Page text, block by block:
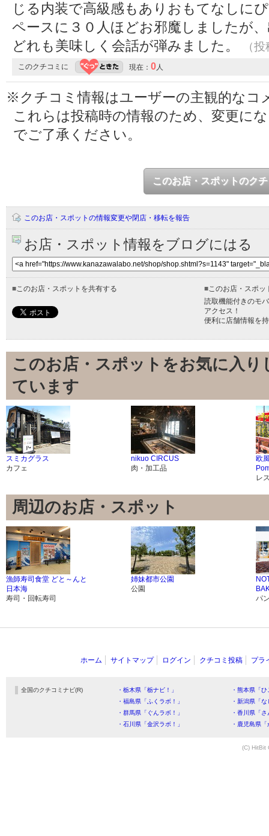
じる内装で高級感もありおもてなしに
ペースに３０人ほどお邪魔しましたが
どれも美味しく会話が弾みました。
（
このクチコミに 現在： 0人
※クチコミ情報はユーザーの主観的なコ
これらは投稿時の情報のため、変更に
でご了承ください。
このお店・スポットのク
このお店・スポットの情報変更や閉店・移転を報告
お店・スポット情報をブログにはる
■このお店・スポットを共有する ■このお店・スポッ
読取機能付きのモ
アクセス！
便利に店舗情報を
このお店・スポットをお気に入
ています
スミカグラス
カフェ
nikuo CIRCUS
肉・加工品
欧
レ
周辺のお店・スポット
漁師寿司食堂 どと～んと
日本海
寿司・回転寿司
姉妹都市公園
公園
パ
ホーム サイトマップ ログイン クチコミ投稿 プラ
全国のクチコミナビ(R) ・栃木県「栃ナビ！」
・熊本県「
・福島県「ふくラボ！」
・新潟県「
・群馬県「ぐんラボ！」
・香川県「
・石川県「金沢ラボ！」
・鹿児島県
(C) HitBit